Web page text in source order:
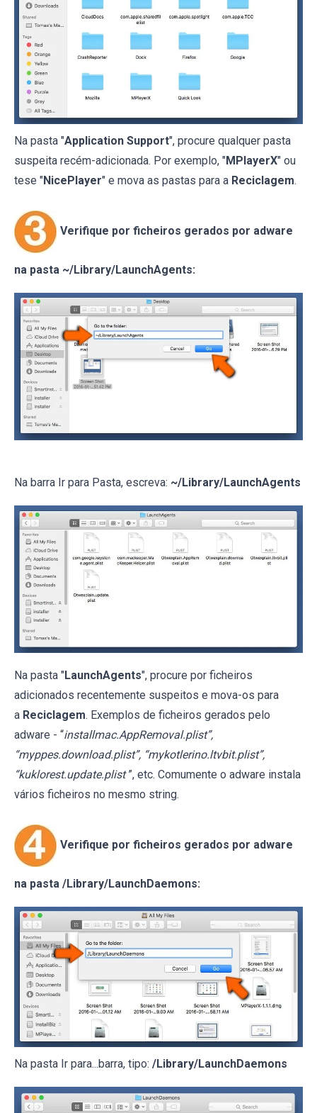
Na pasta "Application Support", procure qualquer pasta
suspeita recém-adicionada. Por exemplo, "MPlayerX" ou
tese "NicePlayer" e mova as pastas para a Reciclagem.
Verifique por ficheiros gerados por adware
na pasta ~/Library/LaunchAgents:
Na barra Ir para Pasta, escreva: ~/Library/LaunchAgents
Na pasta "LaunchAgents", procure por ficheiros
adicionados recentemente suspeitos e mova-os para
a Reciclagem. Exemplos de ficheiros gerados pelo
adware - “installmac.AppRemoval.plist”,
“myppes.download.plist”, “mykotlerino.ltvbit.plist”,
“kuklorest.update.plist ”, etc. Comumente o adware instala
vários ficheiros no mesmo string.
Verifique por ficheiros gerados por adware
na pasta /Library/LaunchDaemons:
Na pasta Ir para...barra, tipo: /Library/LaunchDaemons